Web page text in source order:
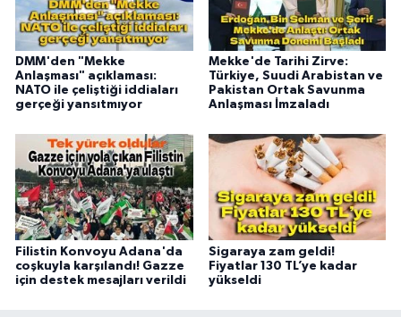
DMM'den "Mekke
Anlaşması" açıklaması:
NATO ile çeliştiği iddiaları
gerçeği yansıtmıyor
Mekke'de Tarihi Zirve:
Türkiye, Suudi Arabistan ve
Pakistan Ortak Savunma
Anlaşması İmzaladı
Filistin Konvoyu Adana'da
coşkuyla karşılandı! Gazze
için destek mesajları verildi
Sigaraya zam geldi!
Fiyatlar 130 TL’ye kadar
yükseldi